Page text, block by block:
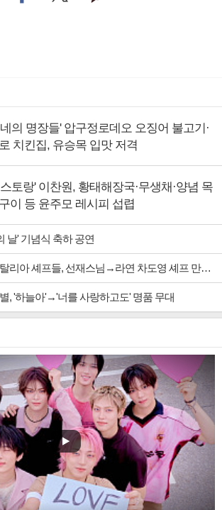
의 명장들' 압구정로데오 오징어 불고기·
치킨집, 유승목 입맛 저격
토랑' 이찬원, 황태해장국·무생채·양념 목
이 등 윤주모 레시피 섭렵
날' 기념식 축하 공연
리아 셰프들, 선재스님→라연 차도영 셰프 만난다
, '하늘아'→'너를 사랑하고도' 명품 무대